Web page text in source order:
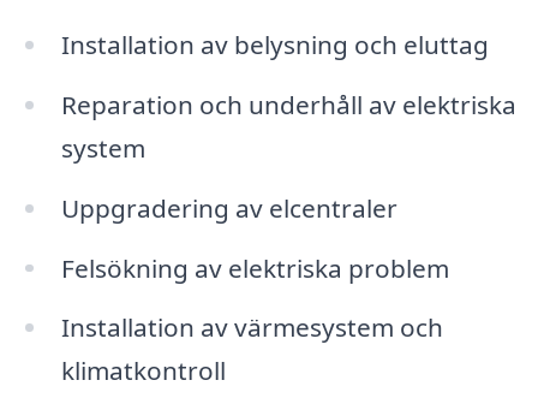
Installation av belysning och eluttag
Reparation och underhåll av elektriska
system
Uppgradering av elcentraler
Felsökning av elektriska problem
Installation av värmesystem och
klimatkontroll